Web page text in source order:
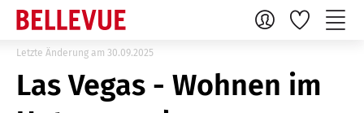
Letzte Änderung am 30.09.2025
Las Vegas - Wohnen im